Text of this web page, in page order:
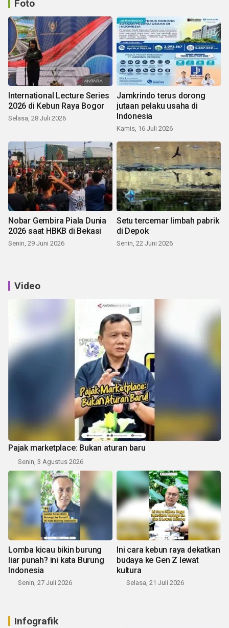
Foto
International Lecture Series
2026 di Kebun Raya Bogor
Selasa, 28 Juli 2026
Jamkrindo terus dorong
jutaan pelaku usaha di
Indonesia
Kamis, 16 Juli 2026
Nobar Gembira Piala Dunia
2026 saat HBKB di Bekasi
Senin, 29 Juni 2026
Setu tercemar limbah pabrik
di Depok
Senin, 22 Juni 2026
Video
Pajak marketplace: Bukan aturan baru
Senin, 3 Agustus 2026
Lomba kicau bikin burung
liar punah? ini kata Burung
Indonesia
Senin, 27 Juli 2026
Ini cara kebun raya dekatkan
budaya ke Gen Z lewat
kultura
Selasa, 21 Juli 2026
Infografik